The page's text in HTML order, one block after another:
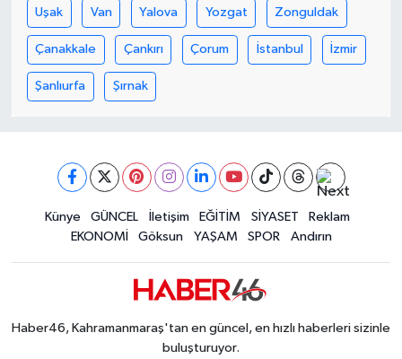
Uşak Van Yalova Yozgat Zonguldak
Çanakkale Çankırı Çorum İstanbul İzmir
Şanlıurfa Şırnak
Künye GÜNCEL İletişim EĞİTİM SİYASET
Reklam
EKONOMİ
Göksun YAŞAM SPOR Andırın
Haber46, Kahramanmaraş'tan en güncel, en hızlı haberleri sizinle
buluşturuyor.
OTOMOBİL
MİZAH
Genel
Politika
YEREL